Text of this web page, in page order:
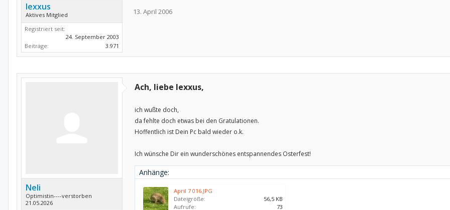
lexxus
Aktives Mitglied
Registriert seit:
24. September 2003
Beiträge:
3.971
13. April 2006
Neli
Optimistin----verstorben
21.05.2026
Ach, liebe lexxus,
ich wußte doch,
da fehlte doch etwas bei den Gratulationen.
Hoffentlich ist Dein Pc bald wieder o.k.
Ich wünsche Dir ein wunderschönes entspannendes Osterfest!
Anhänge:
April 7 016.JPG
Dateigröße:
56,5 KB
Aufrufe:
73